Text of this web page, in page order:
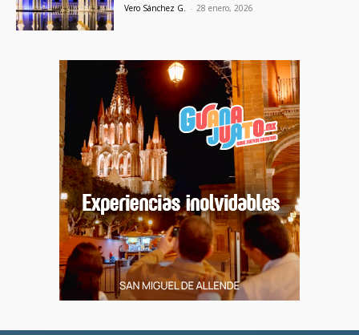
Vero Sánchez G. - 28 enero, 2026